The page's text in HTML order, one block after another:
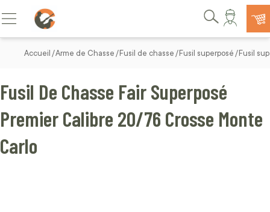
Allez au contenu
Basculer la navigation
Rechercher
Accueil Arme de Chasse Fusil de chasse Fusil superposé Fusil
Fusil De Chasse Fair Superposé
Premier Calibre 20/76 Crosse Monte
Carlo